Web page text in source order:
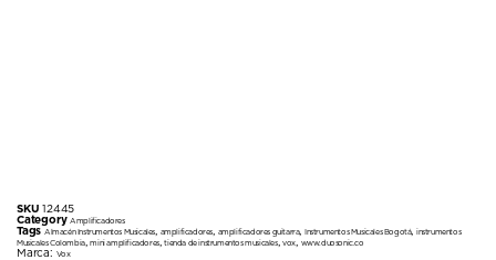
SKU12445
Category Amplificadores
Tags Almacén Instrumentos Musicales amplificadores amplificadores guitarra,Instrumentos Musicales Bogotá,instrumentos
Musicales Colombia,mini amplificadores,tienda de instrumentos musicales,vox www.duosonic.co
Marca: Vox